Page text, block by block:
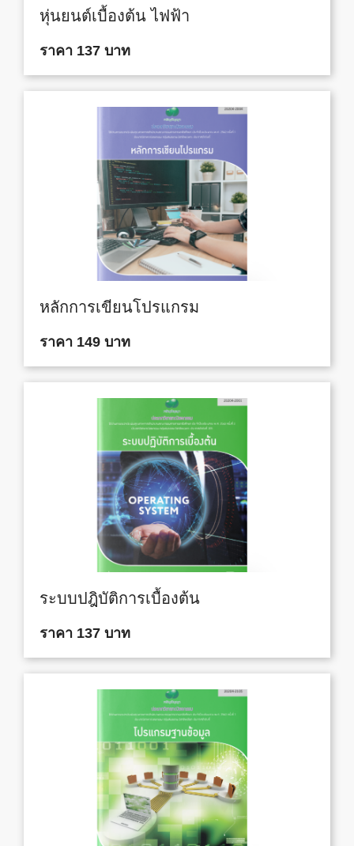
หุ่นยนต์เบื้องต้น ไฟฟ้า
ราคา 137 บาท
หลักการเขียนโปรแกรม
ราคา 149 บาท
ระบบปฎิบัติการเบื้องต้น
ราคา 137 บาท